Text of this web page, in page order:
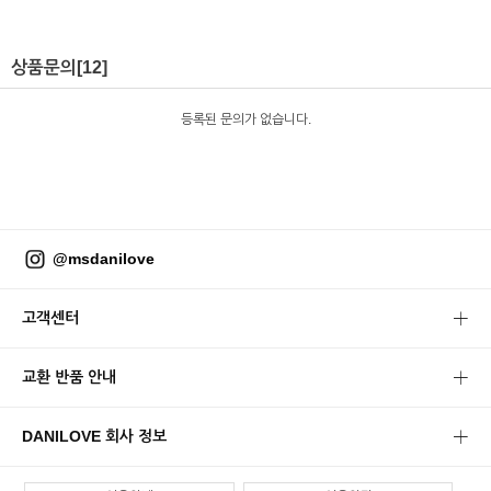
상품문의 [12]
등록된 문의가 없습니다.
@msdanilove
고객센터
교환 반품 안내
DANILOVE 회사 정보